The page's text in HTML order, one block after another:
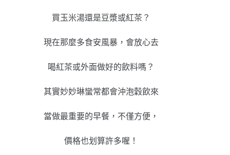
買玉米湯還是豆漿或紅茶？
現在那麼多食安風暴，會放心去
喝紅茶或外面做好的飲料嗎？
其實妙妙琳蠻常都會沖泡穀飲來
當做最重要的早餐，不僅方便，
價格也划算許多喔！